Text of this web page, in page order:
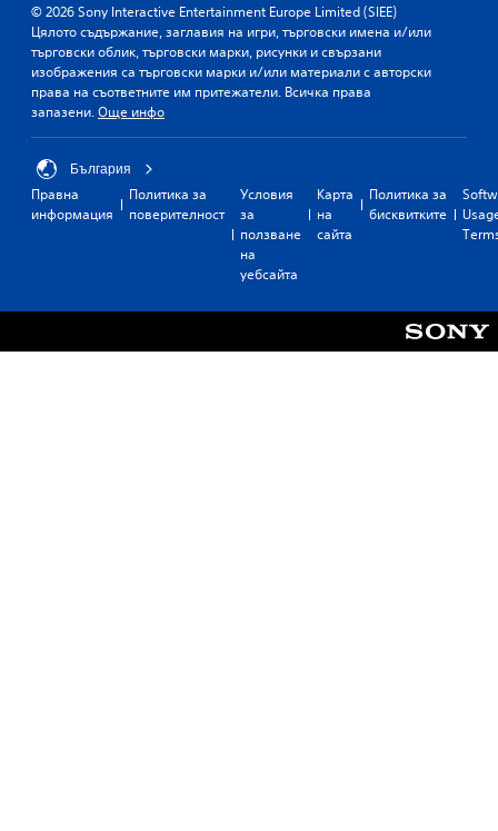
© 2026 Sony Interactive Entertainment Europe Limited (SIEE)
Цялото съдържание, заглавия на игри, търговски имена и/или
търговски облик, търговски марки, рисунки и свързани
изображения са търговски марки и/или материали с авторски
права на съответните им притежатели. Всичка права
запазени.Още инфо
България
Правна
информация
Политика за
поверителност
Условия
за
ползване
на
уебсайта
Карта
на
сайта
Политика за
бисквитките